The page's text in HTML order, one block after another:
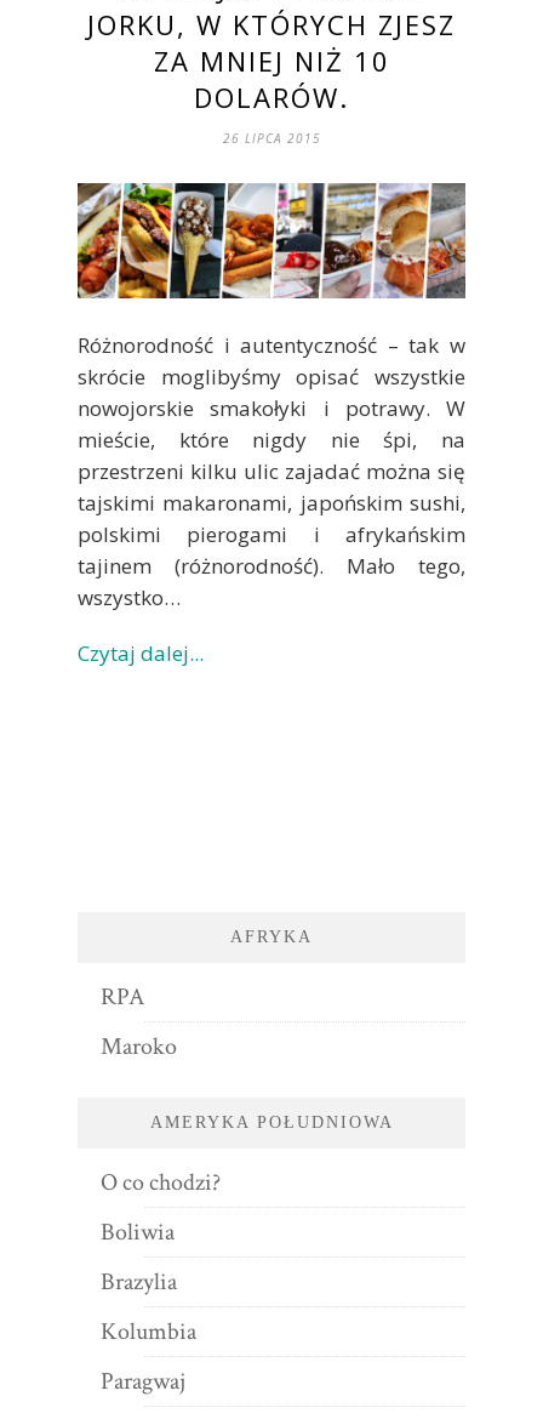
JORKU, W KTÓRYCH ZJESZ
ZA MNIEJ NIŻ 10
DOLARÓW.
26 LIPCA 2015
Różnorodność i autentyczność – tak w
skrócie moglibyśmy opisać wszystkie
nowojorskie smakołyki i potrawy. W
mieście, które nigdy nie śpi, na
przestrzeni kilku ulic zajadać można się
tajskimi makaronami, japońskim sushi,
polskimi pierogami i afrykańskim
tajinem (różnorodność). Mało tego,
wszystko…
Czytaj dalej...
AFRYKA
RPA
Maroko
AMERYKA POŁUDNIOWA
O co chodzi?
Boliwia
Brazylia
Kolumbia
Paragwaj